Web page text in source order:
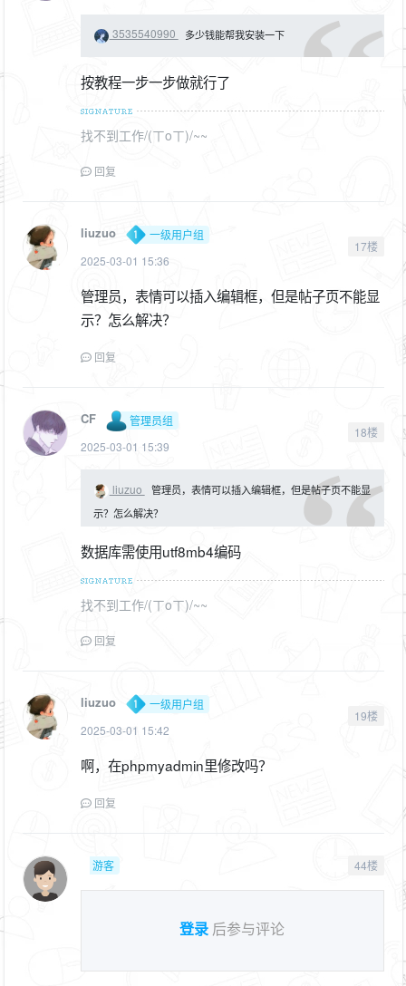
3535540990 多少钱能帮我安装一下
按教程一步一步做就行了
找不到工作/(ㄒoㄒ)/~~
回复
liuzuo
一级用户组
2025-03-01 15:36
17楼
管理员，表情可以插入编辑框，但是帖子页不能显
示？怎么解决？
回复
CF
管理员组
2025-03-01 15:39
18楼
liuzuo
管理员，表情可以插入编辑框，但是帖子页不能显
示？怎么解决？
数据库需使用utf8mb4编码
找不到工作/(ㄒoㄒ)/~~
回复
liuzuo
一级用户组
2025-03-01 15:42
19楼
啊，在phpmyadmin里修改吗？
回复
游客 44楼
登录 后参与评论